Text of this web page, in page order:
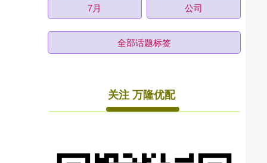
7月 公司
全部话题标签
关注 万隆优配